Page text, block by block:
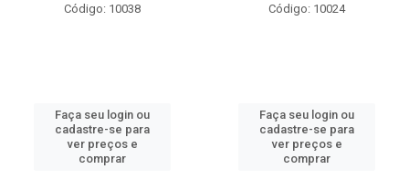
Código: 10038
Faça seu login ou
cadastre-se para
ver preços e
comprar
Código: 10024
Faça seu login ou
cadastre-se para
ver preços e
comprar